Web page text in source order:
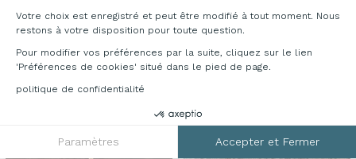
Votre choix est enregistré et peut être modifié à tout moment. Nous
restons à votre disposition pour toute question.
Pour modifier vos préférences par la suite, cliquez sur le lien
'Préférences de cookies' situé dans le pied de page.
politique de confidentialité
Paramètres Accepter et Fermer